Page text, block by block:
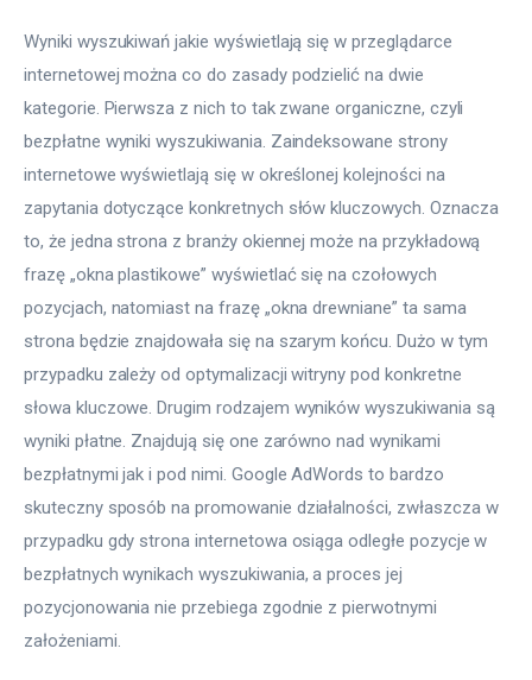
Wyniki wyszukiwań jakie wyświetlają się w przeglądarce
internetowej można co do zasady podzielić na dwie
kategorie. Pierwsza z nich to tak zwane organiczne, czyli
bezpłatne wyniki wyszukiwania. Zaindeksowane strony
internetowe wyświetlają się w określonej kolejności na
zapytania dotyczące konkretnych słów kluczowych. Oznacza
to, że jedna strona z branży okiennej może na przykładową
frazę „okna plastikowe” wyświetlać się na czołowych
pozycjach, natomiast na frazę „okna drewniane” ta sama
strona będzie znajdowała się na szarym końcu. Dużo w tym
przypadku zależy od optymalizacji witryny pod konkretne
słowa kluczowe. Drugim rodzajem wyników wyszukiwania są
wyniki płatne. Znajdują się one zarówno nad wynikami
bezpłatnymi jak i pod nimi. Google AdWords to bardzo
skuteczny sposób na promowanie działalności, zwłaszcza w
przypadku gdy strona internetowa osiąga odległe pozycje w
bezpłatnych wynikach wyszukiwania, a proces jej
pozycjonowania nie przebiega zgodnie z pierwotnymi
założeniami.